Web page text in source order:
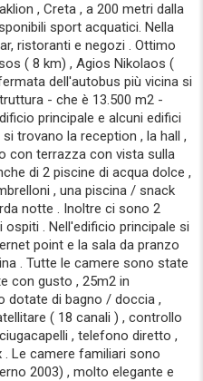
, Creta , a 200 metri dalla
sport acquatici. Nella
ristoranti e negozi . Ottimo
( 8 km) , Agios Nikolaos (
dell'autobus più vicina si
- che è 13.500 m2 -
principale e alcuni edifici
trovano la reception , la hall ,
con terrazza con vista sulla
di 2 piscine di acqua dolce ,
, una piscina / snack
notte . Inoltre ci sono 2
. Nell'edificio principale si
point e la sala da pranzo
. Tutte le camere sono state
con gusto , 25m2 in
dotate di bagno / doccia ,
( 18 canali ) , controllo
, telefono diretto ,
Le camere familiari sono
2003) , molto elegante e